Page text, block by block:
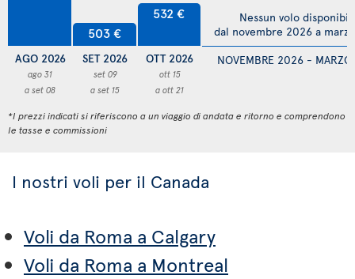
AGO 2026
ago 31
a set 08
503 €
SET 2026
set 09
a set 15
532 €
OTT 2026
ott 15
a ott 21
NOVEMBRE 2026 -
Nessun volo
dal novembre 2026 a
*I prezzi indicati si riferiscono a un viaggio di andata e ritorno e comprendono
le tasse e commissioni
I nostri voli per il Canada
Voli da Roma a Calgary
Voli da Roma a Montreal